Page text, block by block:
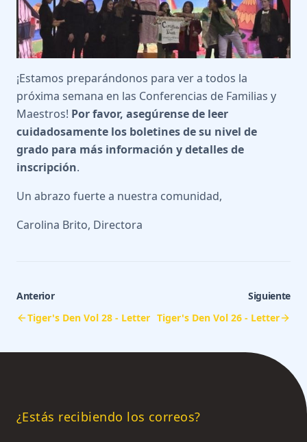
¡Estamos preparándonos para ver a todos la
próxima semana en las Conferencias de Familias y
Maestros! Por favor, asegúrense de leer
cuidadosamente los boletines de su nivel de
grado para más información y detalles de
inscripción.
Un abrazo fuerte a nuestra comunidad,
Carolina Brito, Directora
Anterior
Tiger's Den Vol 28 - Letter
Siguiente
Tiger's Den Vol 26 - Letter
¿Estás recibiendo los correos?